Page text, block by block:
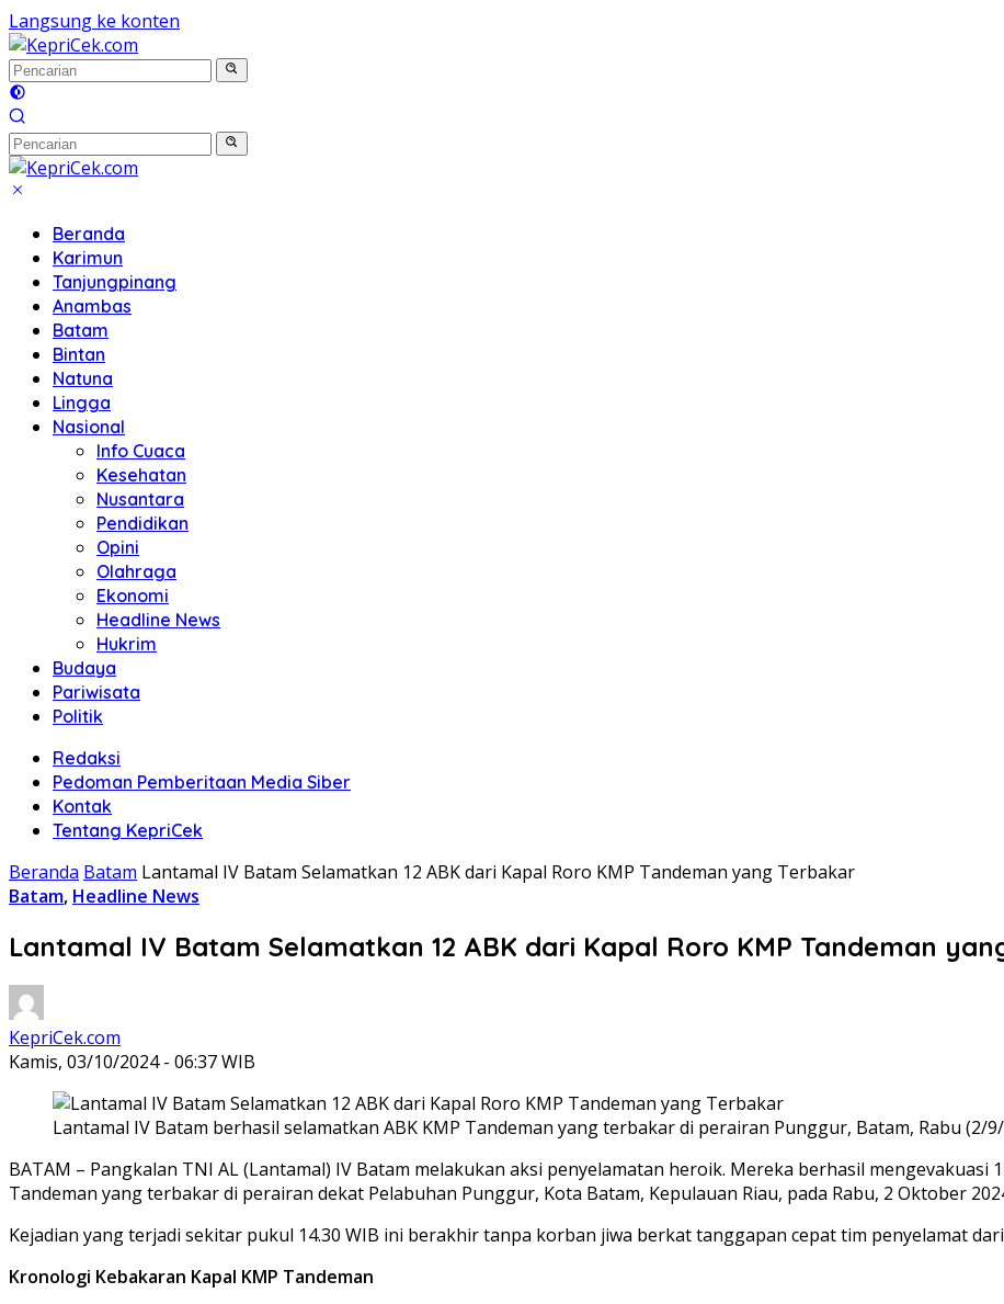
Langsung ke konten
Beranda
Karimun
Tanjungpinang
Anambas
Batam
Bintan
Natuna
Lingga
Nasional
Info Cuaca
Kesehatan
Nusantara
Pendidikan
Opini
Olahraga
Ekonomi
Headline News
Hukrim
Budaya
Pariwisata
Politik
Redaksi
Pedoman Pemberitaan Media Siber
Kontak
Tentang KepriCek
Beranda Batam Lantamal IV Batam Selamatkan 12 ABK dari Kapal Roro KMP Tandeman yang Terbakar
Batam, Headline News
Lantamal IV Batam Selamatkan 12 ABK dari Kapal Roro KMP Tandeman
KepriCek.com
Kamis, 03/10/2024 - 06:37 WIB
Lantamal IV Batam berhasil selamatkan ABK KMP Tandeman yang terbakar di perairan Punggur, Batam, Rabu (2/
BATAM – Pangkalan TNI AL (Lantamal) IV Batam melakukan aksi penyelamatan heroik. Mereka berhasil mengevakuasi
Tandeman yang terbakar di perairan dekat Pelabuhan Punggur, Kota Batam, Kepulauan Riau, pada Rabu, 2 Oktober
Kejadian yang terjadi sekitar pukul 14.30 WIB ini berakhir tanpa korban jiwa berkat tanggapan cepat tim penyelamat
Kronologi Kebakaran Kapal KMP Tandeman